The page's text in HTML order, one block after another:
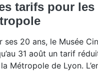
tarifs pour
ses 20 ans, le Musée
31 août un tarif
Métropole de Lyon.